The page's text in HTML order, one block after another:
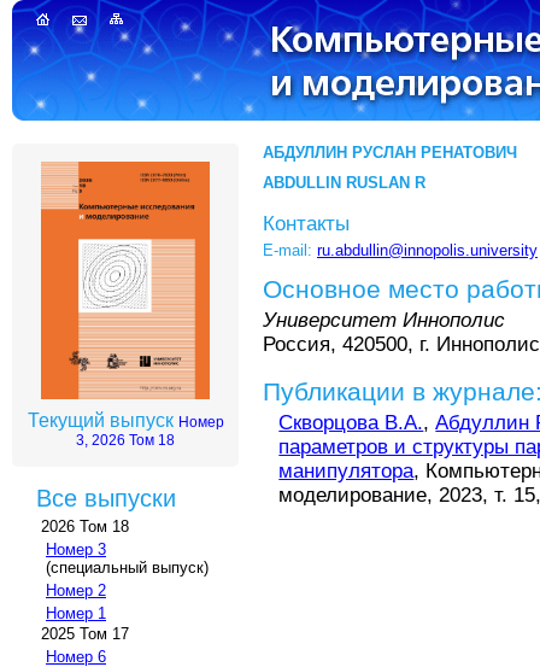
Текущий выпуск Номер
3, 2026 Том 18
Все выпуски
2026 Том 18
Номер 3
(специальный выпуск)
Номер 2
Номер 1
2025 Том 17
Номер 6
АБДУЛЛИН РУСЛАН РЕНАТОВИЧ
ABDULLIN RUSLAN R
Контакты
E-mail: ru.abdullin@innopolis.university
Основное место
Университет Иннополис
Россия, 420500, г.
Публикации в
Скворцова В.А.,Абдуллин
параметров и структуры
манипулятора,
моделирование, 2023, т.